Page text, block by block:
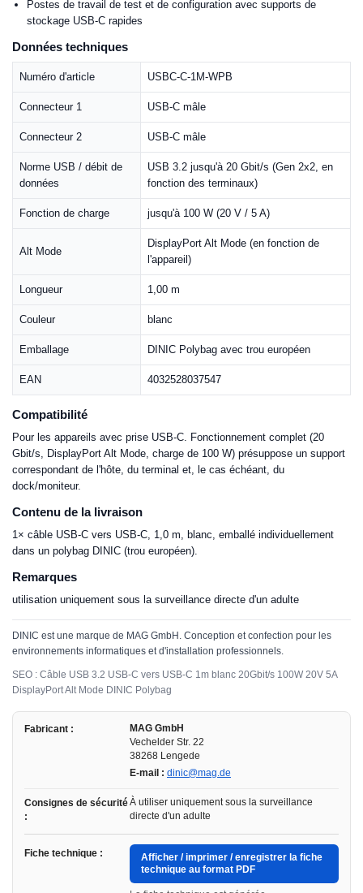
Postes de travail de test et de configuration avec supports de
stockage USB-C rapides
Données techniques
Numéro d'article USBC-C-1M-WPB
Connecteur 1 USB-C mâle
Connecteur 2 USB-C mâle
Norme USB / débit de
données
USB 3.2 jusqu'à 20 Gbit/s (Gen 2x2, en
fonction des terminaux)
Fonction de charge jusqu'à 100 W (20 V / 5 A)
Alt Mode
DisplayPort Alt Mode (en fonction de
l'appareil)
Longueur 1,00 m
Couleur blanc
Emballage DINIC Polybag avec trou européen
EAN 4032528037547
Compatibilité
Pour les appareils avec prise USB-C. Fonctionnement complet (20
Gbit/s, DisplayPort Alt Mode, charge de 100 W) présuppose un support
correspondant de l'hôte, du terminal et, le cas échéant, du
dock/moniteur.
Contenu de la livraison
1× câble USB-C vers USB-C, 1,0 m, blanc, emballé individuellement
dans un polybag DINIC (trou européen).
Remarques
utilisation uniquement sous la surveillance directe d'un adulte
DINIC est une marque de MAG GmbH. Conception et confection pour les
environnements informatiques et d'installation professionnels.
SEO : Câble USB 3.2 USB-C vers USB-C 1m blanc 20Gbit/s 100W 20V 5A
DisplayPort Alt Mode DINIC Polybag
Fabricant :
MAG GmbH
Vechelder Str. 22
38268 Lengede
E-mail : dinic@mag.de
Consignes de sécurité
:
À utiliser uniquement sous la surveillance
directe d'un adulte
Fiche technique :
Afficher / imprimer / enregistrer la fiche
technique au format PDF